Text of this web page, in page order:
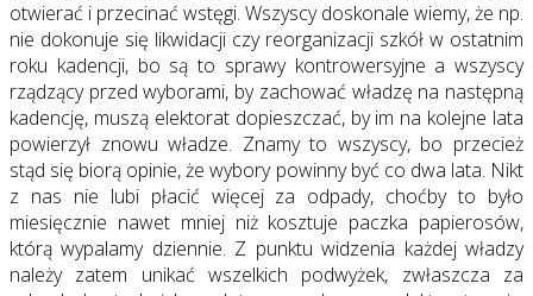
otwierać i przecinać wstęgi. Wszyscy doskonale wiemy, że np.
nie dokonuje się likwidacji czy reorganizacji szkół w ostatnim
roku kadencji, bo są to sprawy kontrowersyjne a wszyscy
rządzący przed wyborami, by zachować władzę na następną
kadencję, muszą elektorat dopieszczać, by im na kolejne lata
powierzył znowu władze. Znamy to wszyscy, bo przecież
stąd się biorą opinie, że wybory powinny być co dwa lata. Nikt
z nas nie lubi płacić więcej za odpady, choćby to było
miesięcznie nawet mniej niż kosztuje paczka papierosów,
którą wypalamy dziennie. Z punktu widzenia każdej władzy
należy zatem unikać wszelkich podwyżek, zwłaszcza za